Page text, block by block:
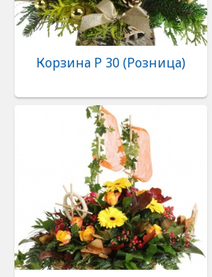
Корзина Р 30 (Розница)